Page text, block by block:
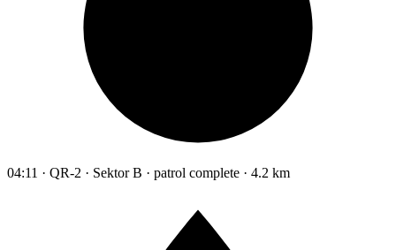
04:11 · QR-2 · Sektor B · patrol complete · 4.2 km